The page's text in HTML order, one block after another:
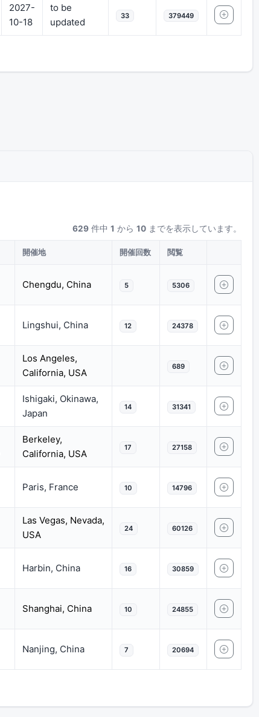
2027-
10-18
to be
updated
33 379449
629 件中1 から10 までを表示しています。
開催地 開催回数 閲覧
Chengdu, China 5 5306
Lingshui, China 12 24378
Los Angeles,
California, USA
689
Ishigaki, Okinawa,
Japan
14 31341
Berkeley,
California, USA
17 27158
Paris, France 10 14796
Las Vegas, Nevada,
USA
24 60126
Harbin, China 16 30859
Shanghai, China 10 24855
Nanjing, China 7 20694